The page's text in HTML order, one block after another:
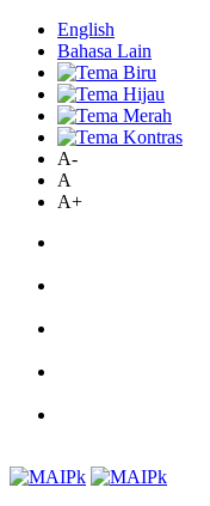
English
Bahasa Lain
A-
A
A+